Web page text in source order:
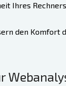
Ihres
den Komfort